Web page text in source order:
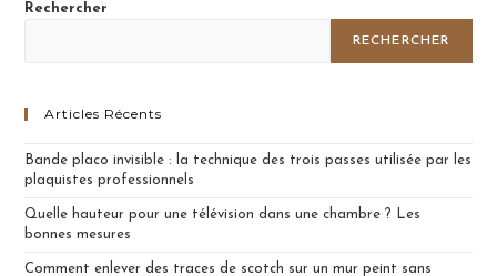
Rechercher
RECHERCHER
Articles Récents
Bande placo invisible : la technique des trois passes utilisée par les
plaquistes professionnels
Quelle hauteur pour une télévision dans une chambre ? Les
bonnes mesures
Comment enlever des traces de scotch sur un mur peint sans